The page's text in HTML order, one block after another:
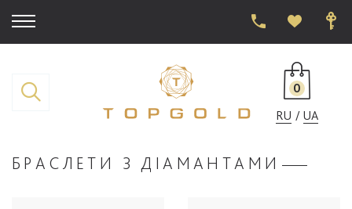
0
RU
UA
БРАСЛЕТИ З ДІАМАНТАМИ